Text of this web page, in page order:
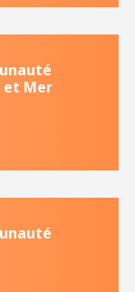
et Mer